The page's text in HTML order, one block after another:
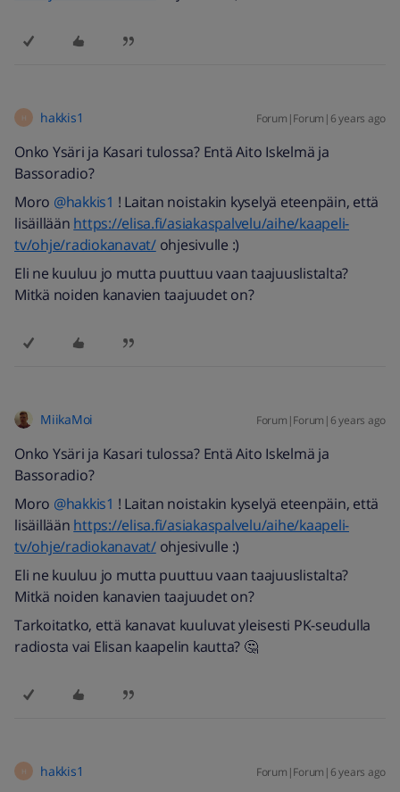
H hakkis1 Forum|Forum|6 years ago
Onko Ysäri ja Kasari tulossa? Entä Aito Iskelmä ja
Bassoradio?
Moro @hakkis1 ! Laitan noistakin kyselyä eteenpäin, että
lisäillään https://elisa.fi/asiakaspalvelu/aihe/kaapeli-
tv/ohje/radiokanavat/ohjesivulle :)
Eli ne kuuluu jo mutta puuttuu vaan taajuuslistalta?
Mitkä noiden kanavien taajuudet on?
MiikaMoi Forum|Forum|6 years ago
Onko Ysäri ja Kasari tulossa? Entä Aito Iskelmä ja
Bassoradio?
Moro @hakkis1 ! Laitan noistakin kyselyä eteenpäin, että
lisäillään https://elisa.fi/asiakaspalvelu/aihe/kaapeli-
tv/ohje/radiokanavat/ohjesivulle :)
Eli ne kuuluu jo mutta puuttuu vaan taajuuslistalta?
Mitkä noiden kanavien taajuudet on?
Tarkoitatko, että kanavat kuuluvat yleisesti PK-seudulla
radiosta vai Elisan kaapelin kautta? 🤔
H hakkis1 Forum|Forum|6 years ago